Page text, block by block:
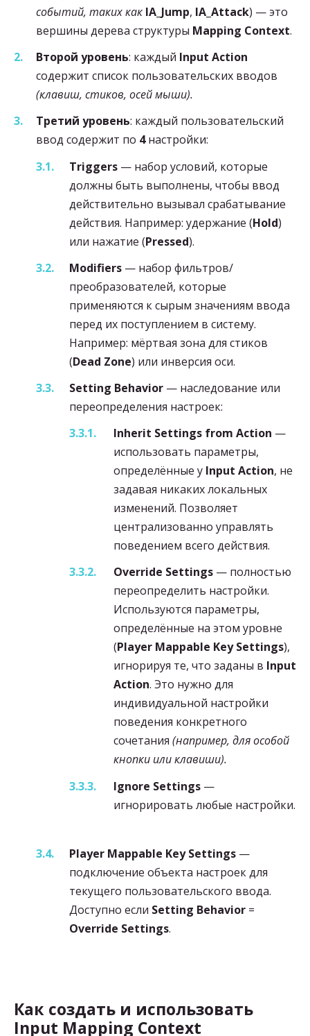
событий, таких как IA_Jump, IA_Attack) — это
вершины дерева структуры Mapping Context.
Второй уровень: каждый Input Action
содержит список пользовательских вводов
(клавиш, стиков, осей мыши).
Третий уровень: каждый пользовательский
ввод содержит по 4настройки:
Triggers — набор условий, которые
должны быть выполнены, чтобы ввод
действительно вызывал срабатывание
действия. Например: удержание (Hold)
или нажатие (Pressed).
Modifiers — набор фильтров/
преобразователей, которые
применяются к сырым значениям ввода
перед их поступлением в систему.
Например: мёртвая зона для стиков
(Dead Zone) или инверсия оси.
Setting Behavior — наследование или
переопределения настроек:
Inherit Settings from Action —
использовать параметры,
определённые у Input Action, не
задавая никаких локальных
изменений. Позволяет
централизованно управлять
поведением всего действия.
Override Settings — полностью
переопределить настройки.
Используются параметры,
определённые на этом уровне
(Player Mappable Key Settings),
игнорируя те, что заданы в Input
Action. Это нужно для
индивидуальной настройки
поведения конкретного
сочетания (например, для особой
кнопки или клавиши).
Ignore Settings —
игнорировать любые настройки.
Player Mappable Key Settings —
подключение объекта настроек для
текущего пользовательского ввода.
Доступно если Setting Behavior =
Override Settings.
Как создать и использовать
Input Mapping Context